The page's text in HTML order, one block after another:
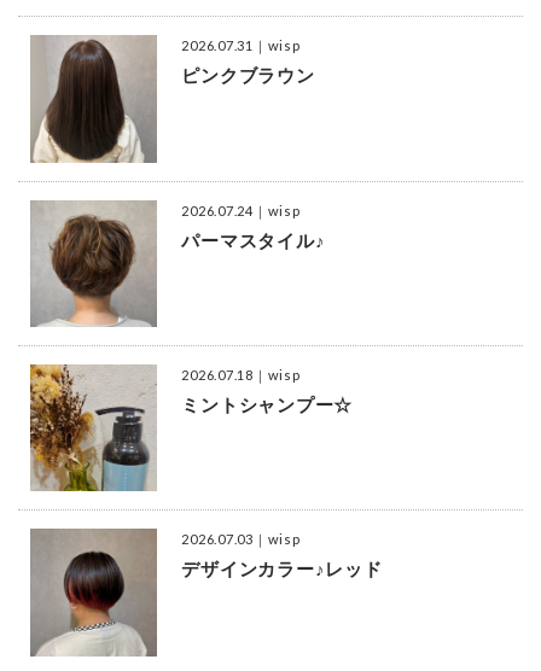
2026.07.31 ｜wisp
ピンクブラウン
2026.07.24 ｜wisp
パーマスタイル♪
2026.07.18 ｜wisp
ミントシャンプー☆
2026.07.03 ｜wisp
デザインカラー♪レッド